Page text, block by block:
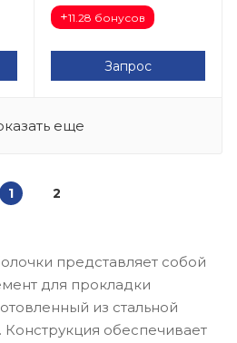
+11.28 бонусов
Запрос
еще
1 2
представляет собой
для прокладки
из стальной
обеспечивает